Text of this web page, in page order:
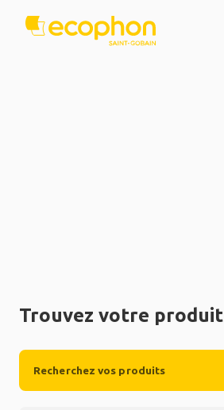
Trouvez votre produit